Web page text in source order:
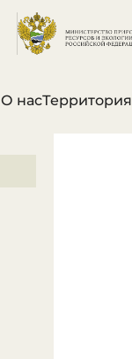
О насТерритория